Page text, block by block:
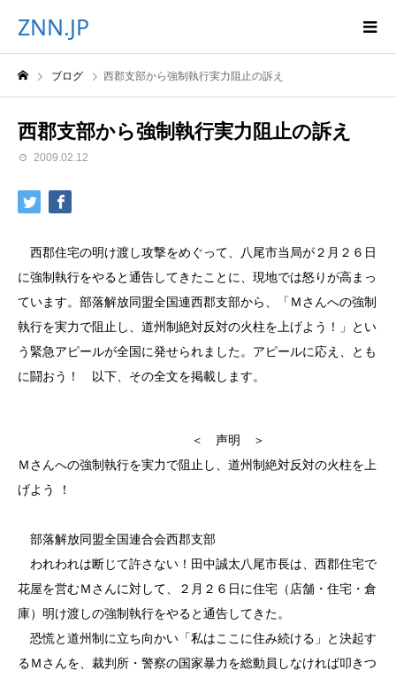
ZNN.JP
ブログ 西郡支部から強制執行実力阻止の訴え
西郡支部から強制執行実力阻止の訴え
2009.02.12
西郡住宅の明け渡し攻撃をめぐって、八尾市当局が２月２６日
に強制執行をやると通告してきたことに、現地では怒りが高まっ
ています。部落解放同盟全国連西郡支部から、「Ｍさんへの強制
執行を実力で阻止し、道州制絶対反対の火柱を上げよう！」とい
う緊急アピールが全国に発せられました。アピールに応え、とも
に闘おう！ 以下、その全文を掲載します。
＜ 声明 ＞
Ｍさんへの強制執行を実力で阻止し、道州制絶対反対の火柱を上
げよう ！
部落解放同盟全国連合会西郡支部
われわれは断じて許さない！田中誠太八尾市長は、西郡住宅で
花屋を営むＭさんに対して、２月２６日に住宅（店舗・住宅・倉
庫）明け渡しの強制執行をやると通告してきた。
恐慌と道州制に立ち向かい「私はここに住み続ける」と決起す
るＭさんを、裁判所・警察の国家暴力を総動員しなければ叩きつ